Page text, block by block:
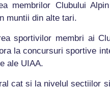
membrilor Clubului
muntii din alte tari.
sportivilor membri ai
la concursuri sportive
ale UIAA.
cat si la nivelul sectiilor